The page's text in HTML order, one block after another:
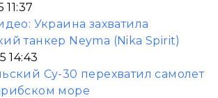
11:37
Украина захватила
танкер Neyma (Nika Spirit)
14:43
Су-30 перехватил самолет
море